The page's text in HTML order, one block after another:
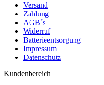
Versand
Zahlung
AGB´s
Widerruf
Batterieentsorgung
Impressum
Datenschutz
Kundenbereich